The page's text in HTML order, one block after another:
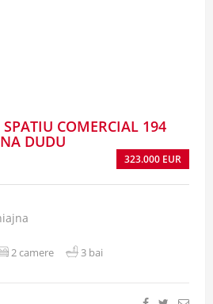
COMERCIAL 194
DUDU
323.000 EUR
2 camere 3 bai